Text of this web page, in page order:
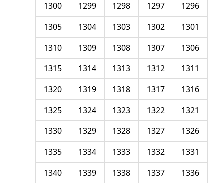
1296
1297
1298
1299
1300
1301
1302
1303
1304
1305
1306
1307
1308
1309
1310
1311
1312
1313
1314
1315
1316
1317
1318
1319
1320
1321
1322
1323
1324
1325
1326
1327
1328
1329
1330
1331
1332
1333
1334
1335
1336
1337
1338
1339
1340